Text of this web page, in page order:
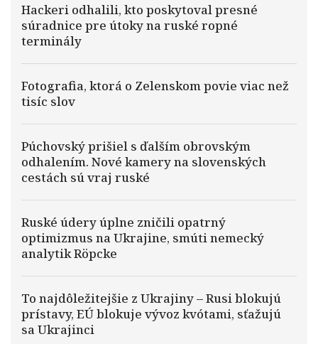
Hackeri odhalili, kto poskytoval presné
súradnice pre útoky na ruské ropné
terminály
Fotografia, ktorá o Zelenskom povie viac než
tisíc slov
Púchovský prišiel s ďalším obrovským
odhalením. Nové kamery na slovenských
cestách sú vraj ruské
Ruské údery úplne zničili opatrný
optimizmus na Ukrajine, smúti nemecký
analytik Röpcke
To najdôležitejšie z Ukrajiny – Rusi blokujú
prístavy, EÚ blokuje vývoz kvótami, sťažujú
sa Ukrajinci